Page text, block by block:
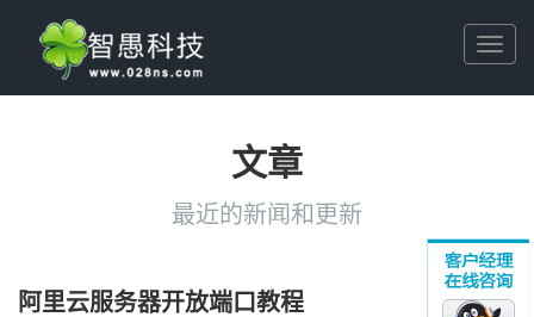
Toggle
文章
最近的新闻和更新
阿里云服务器开放端口教程